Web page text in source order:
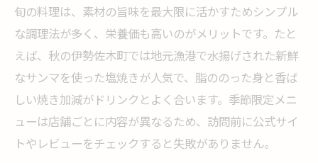
証
串焼き・鶏肉メニューのおすすめ組み合わ
せ
居酒屋で味わう本格鶏料理の美味しさ解説
串焼き体験に最適な居酒屋活用法のご提案
アクセス良好な伊勢佐木町居酒屋の魅力
旬の料理は、素材の旨味を最大限に活かすためシンプル
な調理法が多く、栄養価も高いのがメリットです。たと
えば、秋の伊勢佐木町では地元漁港で水揚げされた新鮮
なサンマを使った塩焼きが人気で、脂ののった身と香ば
しい焼き加減がドリンクとよく合います。季節限定メニ
ューは店舗ごとに内容が異なるため、訪問前に公式サイ
トやレビューをチェックすると失敗がありません。